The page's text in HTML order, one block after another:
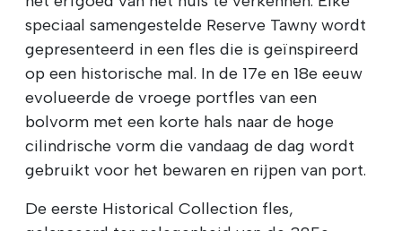
speciaal samengestelde Reserve Tawny wordt
gepresenteerd in een fles die is geïnspireerd
op een historische mal. In de 17e en 18e eeuw
evolueerde de vroege portfles van een
bolvorm met een korte hals naar de hoge
cilindrische vorm die vandaag de dag wordt
gebruikt voor het bewaren en rijpen van port.
De eerste Historical Collection fles,